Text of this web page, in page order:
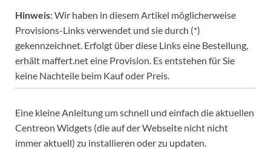
Hinweis: Wir haben in diesem Artikel möglicherweise
Provisions-Links verwendet und sie durch (*)
gekennzeichnet. Erfolgt über diese Links eine Bestellung,
erhält maffert.net eine Provision. Es entstehen für Sie
keine Nachteile beim Kauf oder Preis.
Eine kleine Anleitung um schnell und einfach die aktuellen
Centreon Widgets (die auf der Webseite nicht nicht
immer aktuell) zu installieren oder zu updaten.